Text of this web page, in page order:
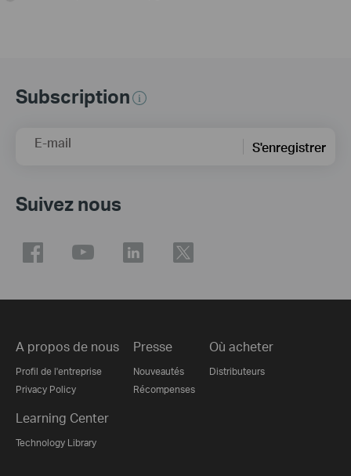
Subscription
E-mail S'enregistrer
Suivez nous
A propos de nous
Profil de l'entreprise
Privacy Policy
Presse
Nouveautés
Récompenses
Où acheter
Distributeurs
Learning Center
Technology Library